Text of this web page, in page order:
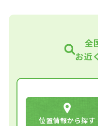
全
お近
位置情報から探す